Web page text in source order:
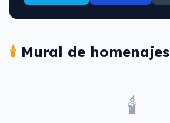
🕯️ Mural de homenajes
🕯️